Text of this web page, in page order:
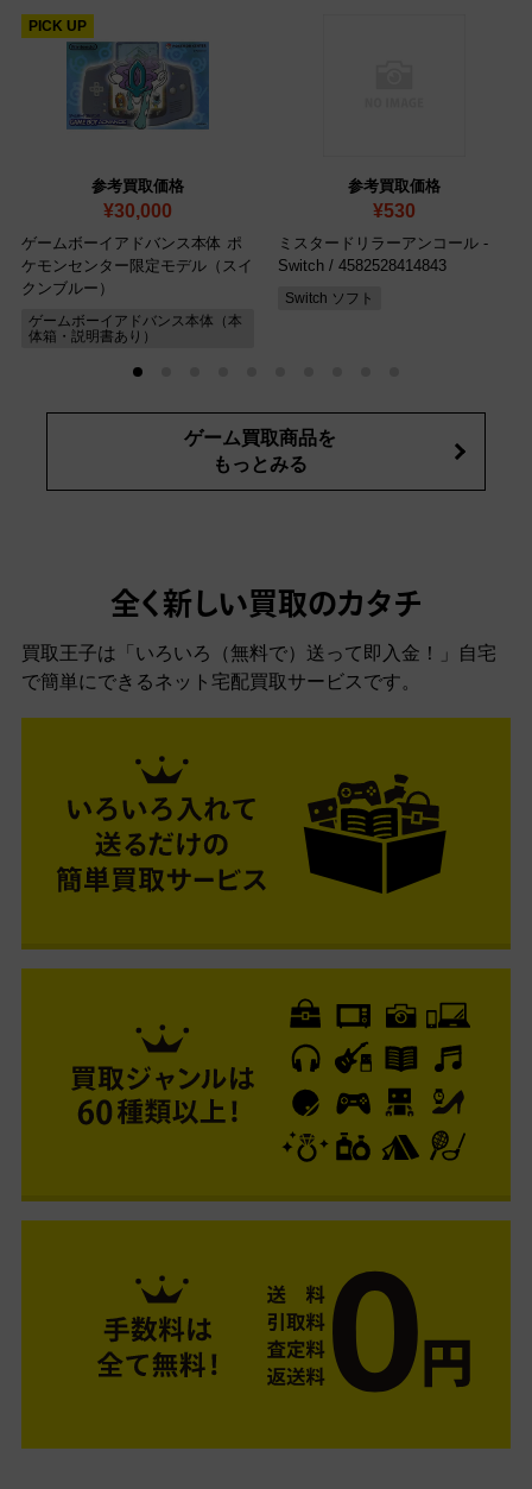
参考買取価格
¥30,000
PICK UP
ゲームボーイアドバンス本体 ポ
ケモンセンター限定モデル（スイ
クンブルー）
ゲームボーイアドバンス本体（本
体箱・説明書あり）
参考買取価格
¥530
ミスタードリラーアンコール -
Switch / 4582528414843
Switch ソフト
ゲーム買取商品を
もっとみる
全く新しい買取のカタチ
買取王子は「いろいろ（無料で）送って即入金！」自宅
で簡単にできるネット宅配買取サービスです。